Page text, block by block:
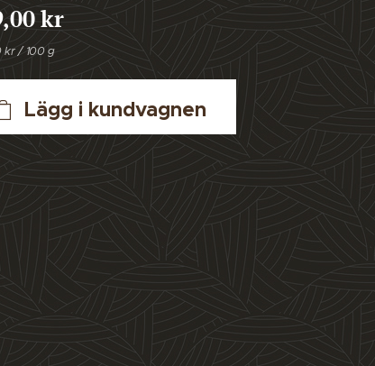
kr
kr / 100 g
Lägg i kundvagnen